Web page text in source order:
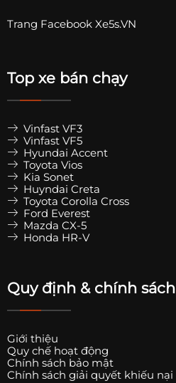
Trang Facebook Xe5s.VN
Top xe bán chạy
Vinfast VF3
Vinfast VF5
Hyundai Accent
Toyota Vios
Kia Sonet
Huyndai Creta
Toyota Corolla Cross
Ford Everest
Mazda CX-5
Honda HR-V
Quy định & chính sách
Giới thiệu
Quy chế hoạt động
Chính sách bảo mật
Chính sách giải quyết khiếu nại